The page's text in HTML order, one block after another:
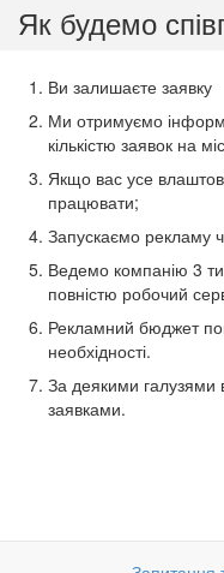
Як будемо
Ви залишаєте заявку
Ми отримуємо
кількістю заявок на
Якщо вас усе
працювати;
Запускаємо рекламу
Ведемо компанію 3
повністю робочий
Рекламний бюджет
необхідності.
За деякими галузями
заявками.